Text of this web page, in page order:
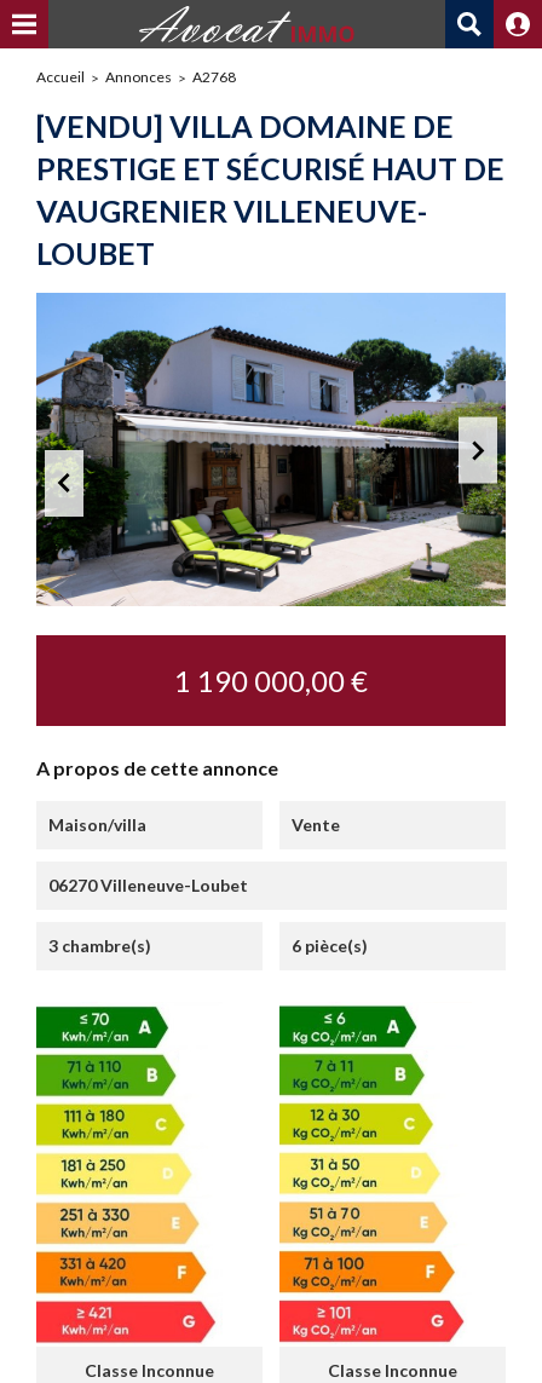
Accueil Annonces A2768
[VENDU] VILLA DOMAINE DE
PRESTIGE ET SÉCURISÉ HAUT DE
VAUGRENIER VILLENEUVE-
LOUBET
1 190 000,00 €
A propos de cette annonce
Maison/villa Vente
06270 Villeneuve-Loubet
3 chambre(s) 6 pièce(s)
Classe Inconnue Classe Inconnue